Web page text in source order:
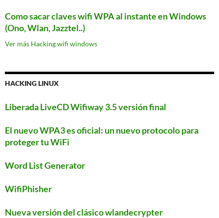
Como sacar claves wifi WPA al instante en Windows
(Ono, Wlan, Jazztel..)
Ver más Hacking wifi windows
HACKING LINUX
Liberada LiveCD Wifiway 3.5 versión final
El nuevo WPA3 es oficial: un nuevo protocolo para
proteger tu WiFi
Word List Generator
WifiPhisher
Nueva versión del clásico wlandecrypter